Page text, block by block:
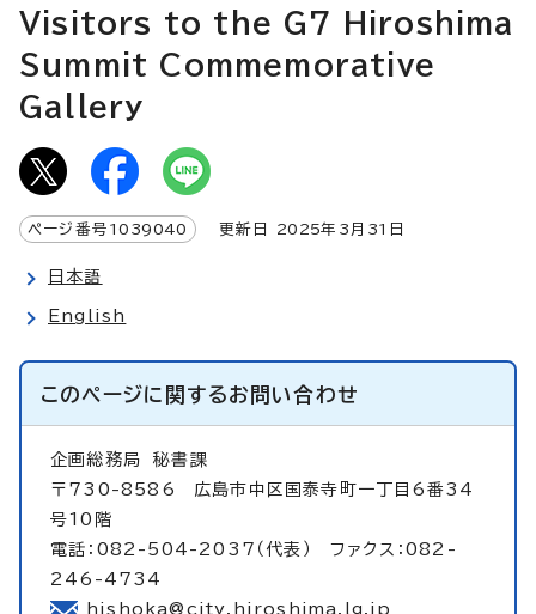
Visitors to the G7 Hiroshima
Summit Commemorative
Gallery
ページ番号 1039040 更新日 2025年3月 31 日
日本語
English
このページに関するお問い合わせ
企画総務局秘書課
〒730-8586 広島市中区国泰寺町一丁目6番34
号10階
電話：082-504-2037（代表） ファクス：082-
246-4734
hishoka@city.hiroshima.lg.jp